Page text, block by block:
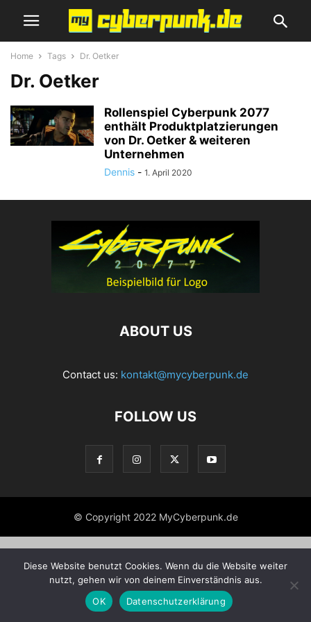
Home Tags Dr. Oetker
Dr. Oetker
Rollenspiel Cyberpunk 2077
enthält Produktplatzierungen
von Dr. Oetker & weiteren
Unternehmen
Dennis - 1. April 2020
ABOUT US
Contact us: kontakt@mycyberpunk.de
FOLLOW US
© Copyright 2022 MyCyberpunk.de
Diese Website benutzt Cookies. Wenn du die Website weiter
nutzt, gehen wir von deinem Einverständnis aus.
OK
Datenschutzerklärung